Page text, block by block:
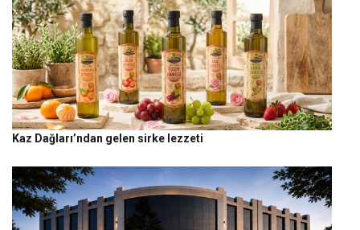
Kaz Dağları’ndan gelen sirke lezzeti